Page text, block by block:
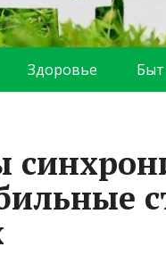
Здоровье Быт